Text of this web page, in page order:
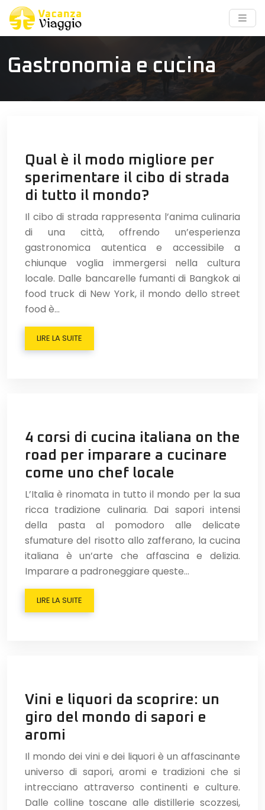
Gastronomia e cucina
Qual è il modo migliore per
sperimentare il cibo di strada
di tutto il mondo?
Il cibo di strada rappresenta l’anima culinaria
di una città, offrendo un’esperienza
gastronomica autentica e accessibile a
chiunque voglia immergersi nella cultura
locale. Dalle bancarelle fumanti di Bangkok ai
food truck di New York, il mondo dello street
food è…
LIRE LA SUITE
4 corsi di cucina italiana on the
road per imparare a cucinare
come uno chef locale
L’Italia è rinomata in tutto il mondo per la sua
ricca tradizione culinaria. Dai sapori intensi
della pasta al pomodoro alle delicate
sfumature del risotto allo zafferano, la cucina
italiana è un’arte che affascina e delizia.
Imparare a padroneggiare queste…
LIRE LA SUITE
Vini e liquori da scoprire: un
giro del mondo di sapori e
aromi
Il mondo dei vini e dei liquori è un affascinante
universo di sapori, aromi e tradizioni che si
intrecciano attraverso continenti e culture.
Dalle colline toscane alle distillerie scozzesi,